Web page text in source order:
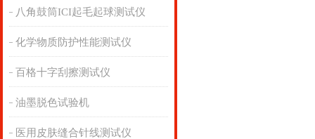
八角鼓筒ICI起毛起球测试仪
化学物质防护性能测试仪
百格十字刮擦测试仪
油墨脱色试验机
医用皮肤缝合针线测试仪